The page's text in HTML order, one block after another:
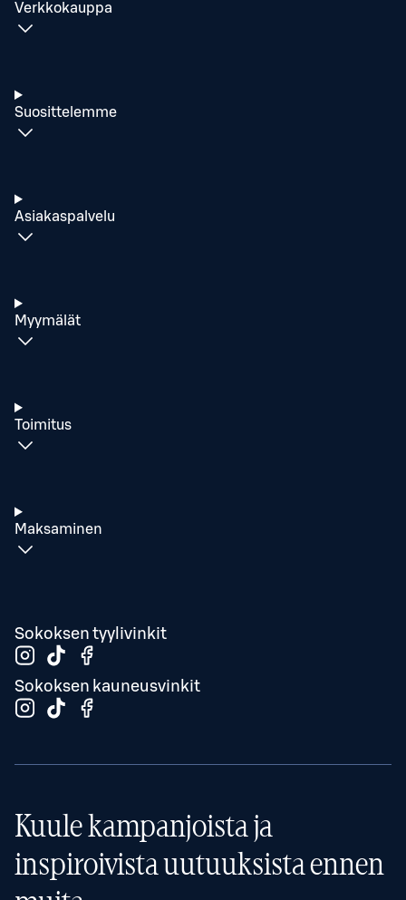
Verkkokauppa
Suosittelemme
Asiakaspalvelu
Myymälät
Toimitus
Maksaminen
Sokoksen tyylivinkit
Sokoksen kauneusvinkit
Kuule kampanjoista ja
inspiroivista uutuuksista ennen